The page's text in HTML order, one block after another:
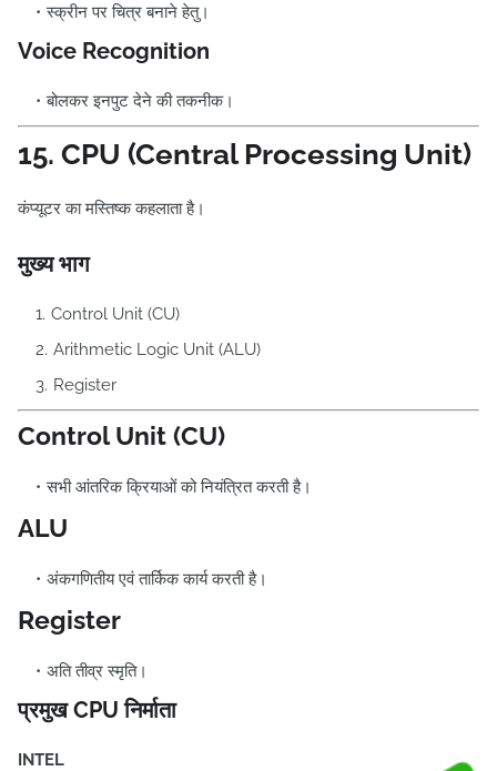
स्क्रीन पर चित्र बनाने हेतु।
Voice Recognition
बोलकर इनपुट देने की तकनीक।
15. CPU (Central Processing Unit)
कंप्यूटर का मस्तिष्क कहलाता है।
मुख्य भाग
Control Unit (CU)
Arithmetic Logic Unit (ALU)
Register
Control Unit (CU)
सभी आंतरिक क्रियाओं को नियंत्रित करती है।
ALU
अंकगणितीय एवं तार्किक कार्य करती है।
Register
अति तीव्र स्मृति।
प्रमुख CPU निर्माता
INTEL